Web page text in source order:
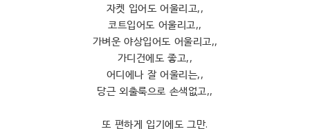
자켓 입어도 어울리고,,
코트입어도 어울리고,,
가벼운 야상입어도 어울리고,,
가디건에도 좋고,,
어디에나 잘 어울리는,,
당근 외출룩으로 손색없고,,
또 편하게 입기에도 그만.